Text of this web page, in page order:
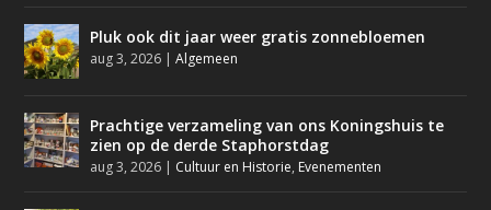
Pluk ook dit jaar weer gratis zonnebloemen
aug 3, 2026 |Algemeen
Prachtige verzameling van ons Koningshuis te
zien op de derde Staphorstdag
aug 3, 2026 | Cultuur en Historie, Evenementen